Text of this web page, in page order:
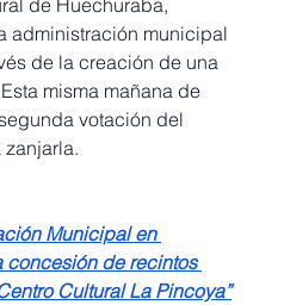
de Huechuraba,
administración municipal
de la creación de una
misma mañana de
votación del
Municipal en
concesión de recintos
Cultural La Pincoya”